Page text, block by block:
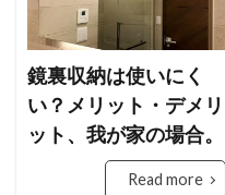
鏡裏収納は使いにく
い？メリット・デメリ
ット、我が家の場合。
Read more